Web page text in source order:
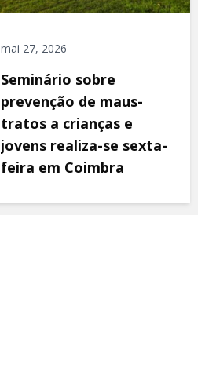
mai 27, 2026
Seminário sobre
prevenção de maus-
tratos a crianças e
jovens realiza-se sexta-
feira em Coimbra